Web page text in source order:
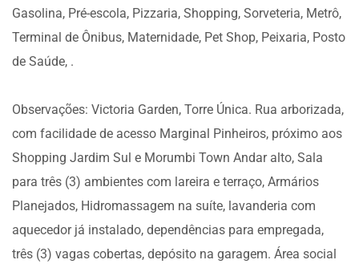
Gasolina, Pré-escola, Pizzaria, Shopping, Sorveteria, Metrô,
Terminal de Ônibus, Maternidade, Pet Shop, Peixaria, Posto
de Saúde, .
Observações: Victoria Garden, Torre Única. Rua arborizada,
com facilidade de acesso Marginal Pinheiros, próximo aos
Shopping Jardim Sul e Morumbi Town Andar alto, Sala
para três (3) ambientes com lareira e terraço, Armários
Planejados, Hidromassagem na suíte, lavanderia com
aquecedor já instalado, dependências para empregada,
três (3) vagas cobertas, depósito na garagem. Área social